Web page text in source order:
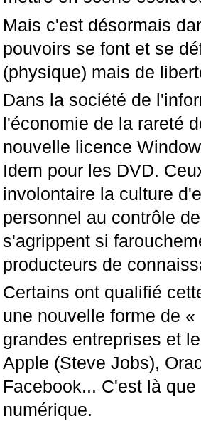
Mais c'est désormais
pouvoirs se font et se
(physique) mais de
Dans la société de
l'économie de la rareté
nouvelle licence
Idem pour les DVD.
involontaire la culture
personnel au contrôle
s'agrippent si
producteurs de
Certains ont qualifié
une nouvelle forme de
grandes entreprises et
Apple (Steve Jobs),
Facebook... C'est là
numérique.